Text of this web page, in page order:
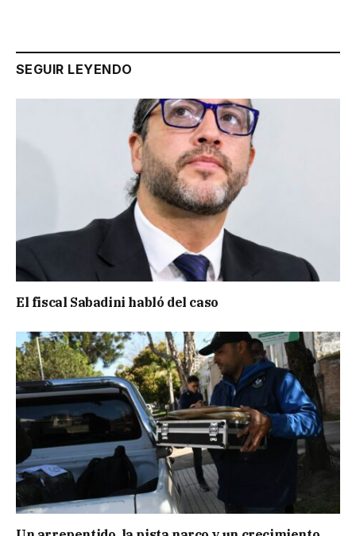
SEGUIR LEYENDO
El fiscal Sabadini habló del caso